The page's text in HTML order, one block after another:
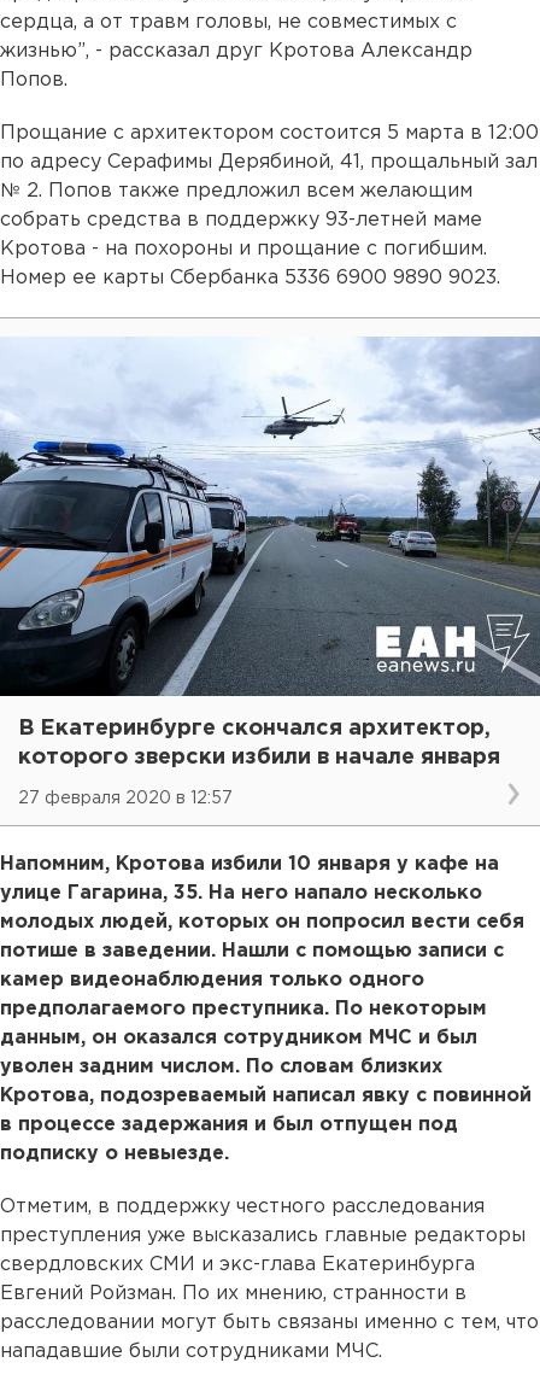
сердца, а от травм головы, не совместимых с
жизнью”, - рассказал друг Кротова Александр
Попов.
Прощание с архитектором состоится 5 марта в 12:00
по адресу Серафимы Дерябиной, 41, прощальный зал
№ 2. Попов также предложил всем желающим
собрать средства в поддержку 93-летней маме
Кротова - на похороны и прощание с погибшим.
Номер ее карты Сбербанка 5336 6900 9890 9023.
В Екатеринбурге скончался архитектор,
которого зверски избили в начале января
27 февраля 2020 в 12:57
Напомним, Кротова избили 10 января у кафе на
улице Гагарина, 35. На него напало несколько
молодых людей, которых он попросил вести себя
потише в заведении. Нашли с помощью записи с
камер видеонаблюдения только одного
предполагаемого преступника. По некоторым
данным, он оказался сотрудником МЧС и был
уволен задним числом. По словам близких
Кротова, подозреваемый написал явку с повинной
в процессе задержания и был отпущен под
подписку о невыезде.
Отметим, в поддержку честного расследования
преступления уже высказались главные редакторы
свердловских СМИ и экс-глава Екатеринбурга
Евгений Ройзман. По их мнению, странности в
расследовании могут быть связаны именно с тем, что
нападавшие были сотрудниками МЧС.